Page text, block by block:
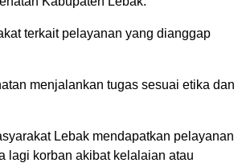
terkait pelayanan yang dianggap
menjalankan tugas sesuai etika dan
Lebak mendapatkan pelayanan
lagi korban akibat kelalaian atau